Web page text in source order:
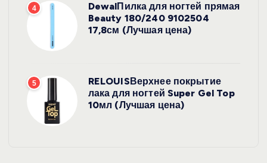
4
DewalПилка для ногтей прямая
Beauty 180/240 9102504
17,8см (Лучшая цена)
5
RELOUISВерхнее покрытие
лака для ногтей Super Gel Top
10мл (Лучшая цена)